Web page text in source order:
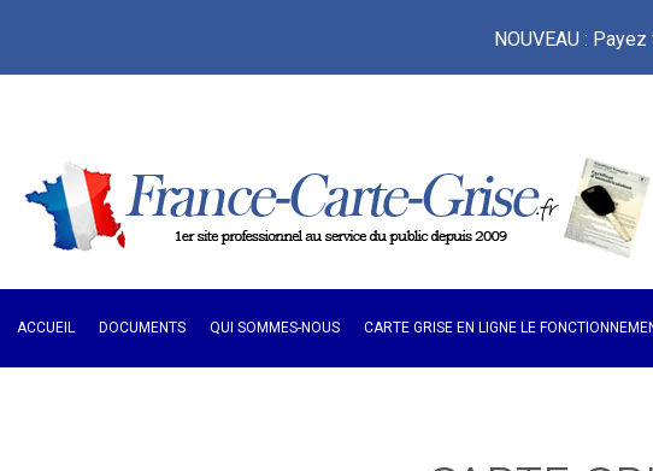
NOUVEAU :
ACCUEIL DOCUMENTS QUI SOMMES-NOUS CARTE GRISE EN LIGNE LE